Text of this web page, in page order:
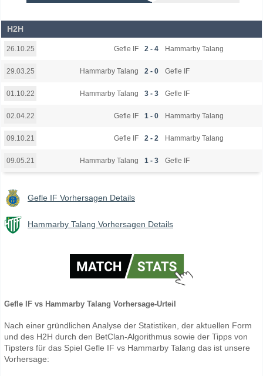
H2H
26.10.25 Gefle IF 2 - 4 Hammarby Talang
29.03.25 Hammarby Talang 2 - 0 Gefle IF
01.10.22 Hammarby Talang 3 - 3 Gefle IF
02.04.22 Gefle IF 1 - 0 Hammarby Talang
09.10.21 Gefle IF 2 - 2 Hammarby Talang
09.05.21 Hammarby Talang 1 - 3 Gefle IF
Gefle IF Vorhersagen Details
Hammarby Talang Vorhersagen Details
Gefle IF vs Hammarby Talang Vorhersage-Urteil
Nach einer gründlichen Analyse der Statistiken, der aktuellen Form
und des H2H durch den BetClan-Algorithmus sowie der Tipps von
Tipsters für das Spiel Gefle IF vs Hammarby Talang das ist unsere
Vorhersage: